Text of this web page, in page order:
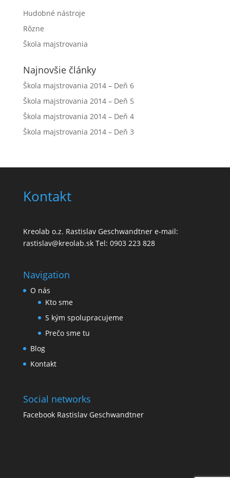
Hudobné nástroje
Rôzne
Škola majstrovania
Najnovšie články
Škola majstrovania 2014 – Deň 6
Škola majstrovania 2014 – Deň 5
Škola majstrovania 2014 – Deň 4
Škola majstrovania 2014 – Deň 3
Kontakt
Kreolab o.z. Rastislav Geschwandtner e-mail:
rastislav@kreolab.sk Tel: 0903 223 828
Navigation
O nás
Kto sme
S kým spolupracujeme
Prečo sme tu
Blog
Kontakt
Social networks
Facebook Rastislav Geschwandtner